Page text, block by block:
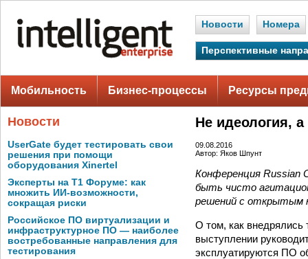
Новости Номера
Перспективные
Мобильность Бизнес-процессы Ресурсы
Новости
UserGate будет тестировать свои
решения при помощи
оборудования Xinertel
Эксперты на Т1 Форуме: как
множить ИИ-возможности,
сокращая риски
Российское ПО виртуализации и
инфраструктурное ПО — наиболее
востребованные направления для
тестирования
Не идеология, а
09.08.2016
Автор: Яков Шпунт
Конференция Russian
быть чисто
решений с открытым
О том, как внедрялись
выступлении
эксплуатируются ПО